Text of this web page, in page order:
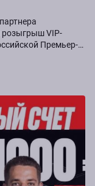
розыгрыш VIP-
Премьер-